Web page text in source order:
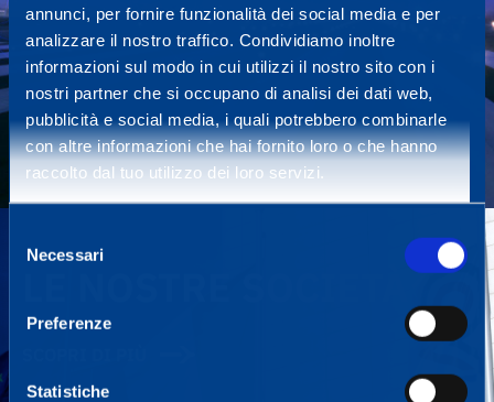
annunci, per fornire funzionalità dei social media e per
analizzare il nostro traffico. Condividiamo inoltre
informazioni sul modo in cui utilizzi il nostro sito con i
nostri partner che si occupano di analisi dei dati web,
pubblicità e social media, i quali potrebbero combinarle
con altre informazioni che hai fornito loro o che hanno
raccolto dal tuo utilizzo dei loro servizi.
delNecessari
Preferenze
Statistiche